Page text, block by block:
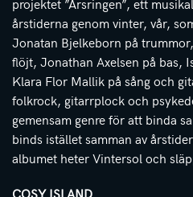
årstiderna genom vinter, vår,
Jonatan Bjelkeborn på
flöjt, Jonathan Axelsen på bas,
Klara Flor Mallik på sång och
folkrock, gitarrplock och
gemensam genre för att binda
binds istället samman av
albumet heter Vintersol och
COSY ISLAND